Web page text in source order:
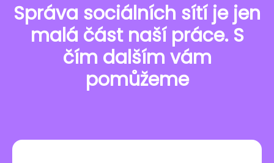
Správa sociálních sítí je jen
malá část naší práce. S
čím dalším vám
pomůžeme